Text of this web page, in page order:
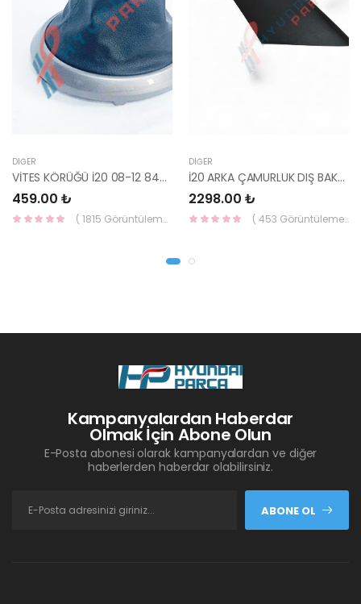
DIĞER
VİTES KÖRÜĞÜ İ20 08-12 84640-1J000-YS
459.00 ₺
( 1815 Görüntüleme )
DIĞER
İ20 ARKA ÇAMURLUK DIŞ BAKALİTİ SOL 2015- ( PARLAK SİYAH ) 87360-C8000-YS
2298.00 ₺
( 453 Görüntüleme )
Kampanyalardan Haberdar
Olmak İçin Abone Olun
E-Posta abonesi olarak kampanyalardan ve diğer
haberlerden haberdar olabilirsiniz.
ABONE OL